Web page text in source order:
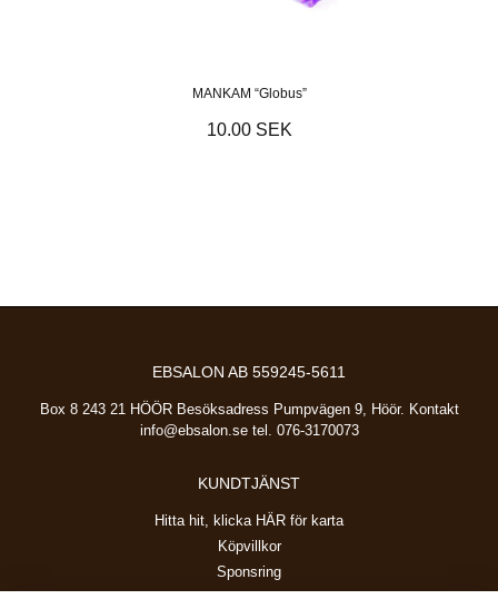
MANKAM “Globus”
10.00 SEK
EBSALON AB 559245-5611
Box 8 243 21 HÖÖR Besöksadress Pumpvägen 9, Höör. Kontakt
info@ebsalon.setel. 076-3170073
KUNDTJÄNST
Hitta hit, klicka HÄR för karta
Köpvillkor
Sponsring